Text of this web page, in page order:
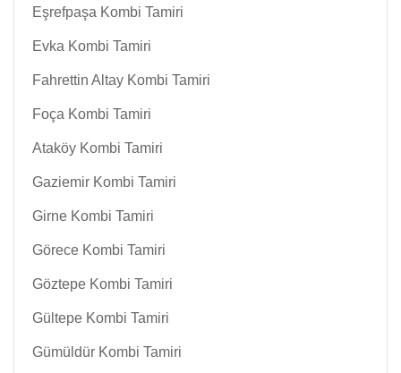
Eşrefpaşa Kombi Tamiri
Evka Kombi Tamiri
Fahrettin Altay Kombi Tamiri
Foça Kombi Tamiri
Ataköy Kombi Tamiri
Gaziemir Kombi Tamiri
Girne Kombi Tamiri
Görece Kombi Tamiri
Göztepe Kombi Tamiri
Gültepe Kombi Tamiri
Gümüldür Kombi Tamiri